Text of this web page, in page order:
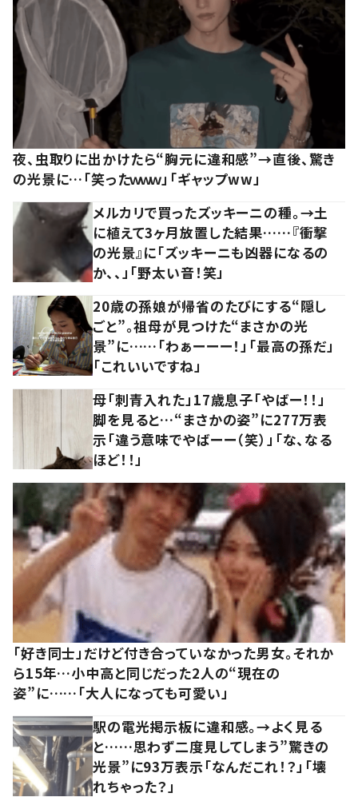
夜、虫取りに出かけたら“胸元に違和感”→直後、驚き
の光景に…「笑ったｗｗｗ」「ギャップww」
メルカリで買ったズッキーニの種。→土
に植えて3ヶ月放置した結果……『衝撃
の光景』に「ズッキーニも凶器になるの
か、、」「野太い音！笑」
20歳の孫娘が帰省のたびにする“隠し
ごと”。祖母が見つけた“まさかの光
景”に……「わぁーーー！」「最高の孫だ」
「これいいですね」
母「刺青入れた」17歳息子「やばー！！」
脚を見ると…“まさかの姿”に277万表
示「違う意味でやばーー（笑）」「な、なる
ほど！！」
「好き同士」だけど付き合っていなかった男女。それか
ら15年…小中高と同じだった2人の“現在の
姿”に……「大人になっても可愛い」
駅の電光掲示板に違和感。→よく見る
と……思わず二度見してしまう”驚きの
光景”に93万表示「なんだこれ！？」「壊
れちゃった？」